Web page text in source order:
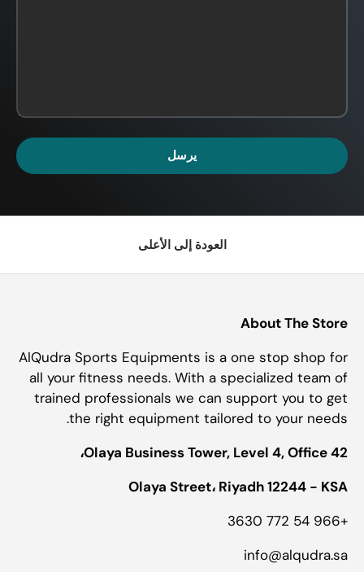
يرسل
العودة إلى الأعلى
About The Store
AlQudra Sports Equipments is a one stop shop for
all your fitness needs. With a specialized team of
trained professionals we can support you to get
the right equipment tailored to your needs.
Olaya Business Tower, Level 4, Office 42،
Olaya Street، Riyadh 12244 - KSA
+966 54 772 3630
info@alqudra.sa